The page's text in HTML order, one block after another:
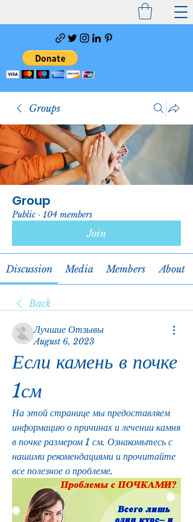
Groups
Group
Public · 104 members
Join
Discussion Media Members About
Back
Лучшие Отзывы
August 6, 2023
Если камень в почке
1см
На этой странице мы предоставляем
информацию о причинах и лечении камня
в почке размером 1 см. Ознакомьтесь с
нашими рекомендациями и прочитайте
все полезное о проблеме.